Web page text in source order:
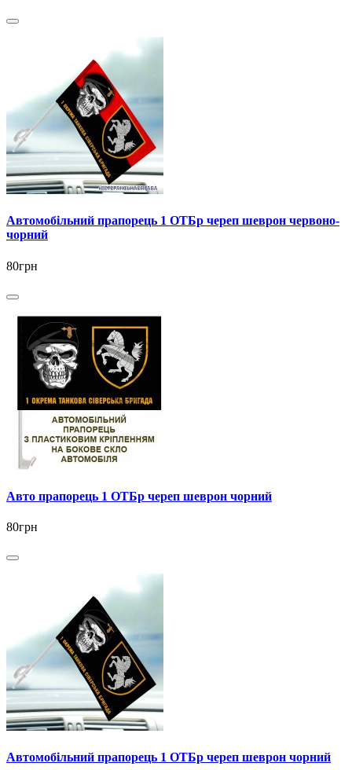
Автомобільний прапорець 1 ОТБр череп шеврон червоно-
чорний
80грн
Авто прапорець 1 ОТБр череп шеврон чорний
80грн
Автомобільний прапорець 1 ОТБр череп шеврон чорний